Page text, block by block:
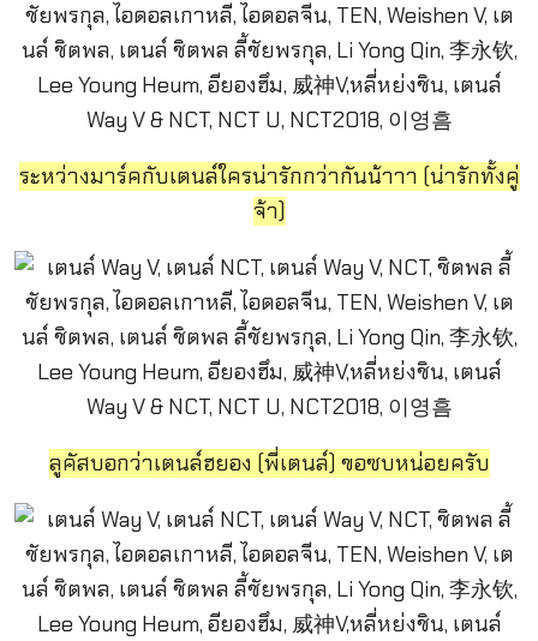
ระหว่างมาร์คกับเตนล์ใครน่ารักกว่ากันน้าาา (น่ารักทั้งคู่
จ้า)
ลูคัสบอกว่าเตนล์ฮยอง (พี่เตนล์) ขอซบหน่อยครับ